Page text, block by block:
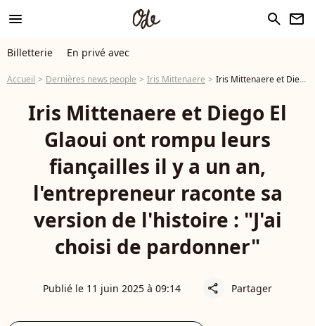
menu search newsletter
Billetterie En privé avec
Accueil Dernières news people Iris Mittenaere Iris Mittenaere et Diego El Glaoui ont rompu leurs fiançailles il y a un an, l'entrepreneur raconte sa version de l'histoire : "J'ai choisi de pardonner"
Iris Mittenaere et Diego El
Glaoui ont rompu leurs
fiançailles il y a un an,
l'entrepreneur raconte sa
version de l'histoire : "J'ai
choisi de pardonner"
Publié le 11 juin 2025 à 09:14 share Partager